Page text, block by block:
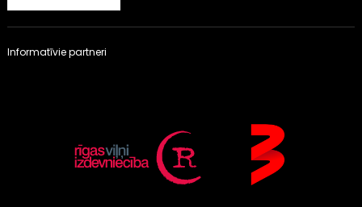
Informatīvie partneri